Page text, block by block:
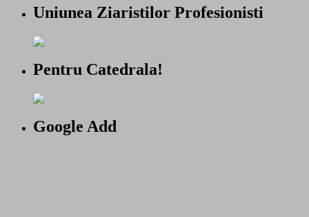
Uniunea Ziaristilor Profesionisti
Pentru Catedrala!
Google Add